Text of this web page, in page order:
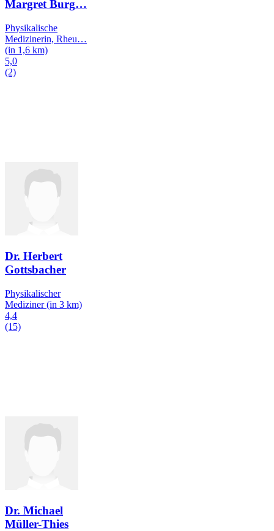
Margret Burg…
Physikalische
Medizinerin, Rheu…
(in 1,6 km)
5,0
(2)
Dr. Herbert
Gottsbacher
Physikalischer
Mediziner (in 3 km)
4,4
(15)
Dr. Michael
Müller-Thies